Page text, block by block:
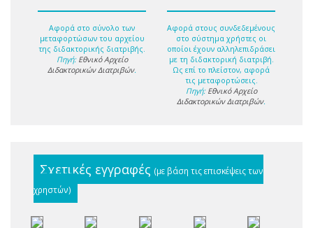
Αφορά στο σύνολο των
μεταφορτώσων του αρχείου
της διδακτορικής διατριβής.
Πηγή: Εθνικό Αρχείο
Διδακτορικών Διατριβών.
Αφορά στους συνδεδεμένους
στο σύστημα χρήστες οι
οποίοι έχουν αλληλεπιδράσει
με τη διδακτορική διατριβή.
Ως επί το πλείστον, αφορά
τις μεταφορτώσεις.
Πηγή: Εθνικό Αρχείο
Διδακτορικών Διατριβών.
Σχετικές εγγραφές (με βάση τις επισκέψεις των
χρηστών)